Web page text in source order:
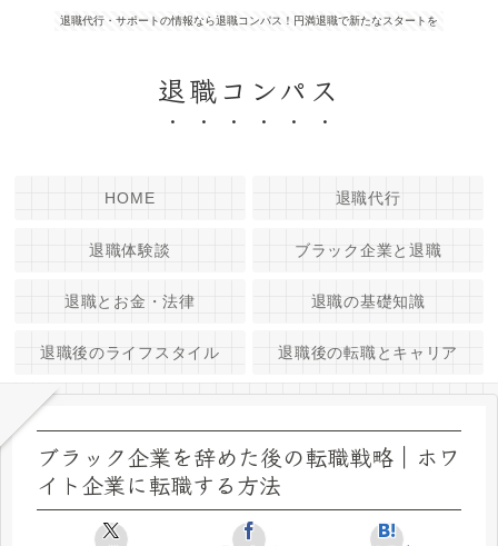
退職代行・サポートの情報なら退職コンパス！円満退職で新たなスタートを
退職コンパス
HOME 退職代行
退職体験談 ブラック企業と退職
退職とお金・法律 退職の基礎知識
退職後のライフスタイル 退職後の転職とキャリア
ブラック企業を辞めた後の転職戦略｜ホワ
イト企業に転職する方法